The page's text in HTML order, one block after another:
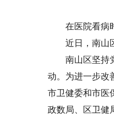
在医院看病时
近日，南山区
南山区坚持党
动。为进一步改
市卫健委和市医
政数局、区卫健